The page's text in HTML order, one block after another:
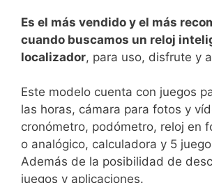
Es el más vendido y el más
cuando buscamos un reloj
localizador, para uso, disfrute y
Este modelo cuenta con juegos
las horas, cámara para fotos y
cronómetro, podómetro, reloj en
o analógico, calculadora y 5
Además de la posibilidad de
juegos y aplicaciones.